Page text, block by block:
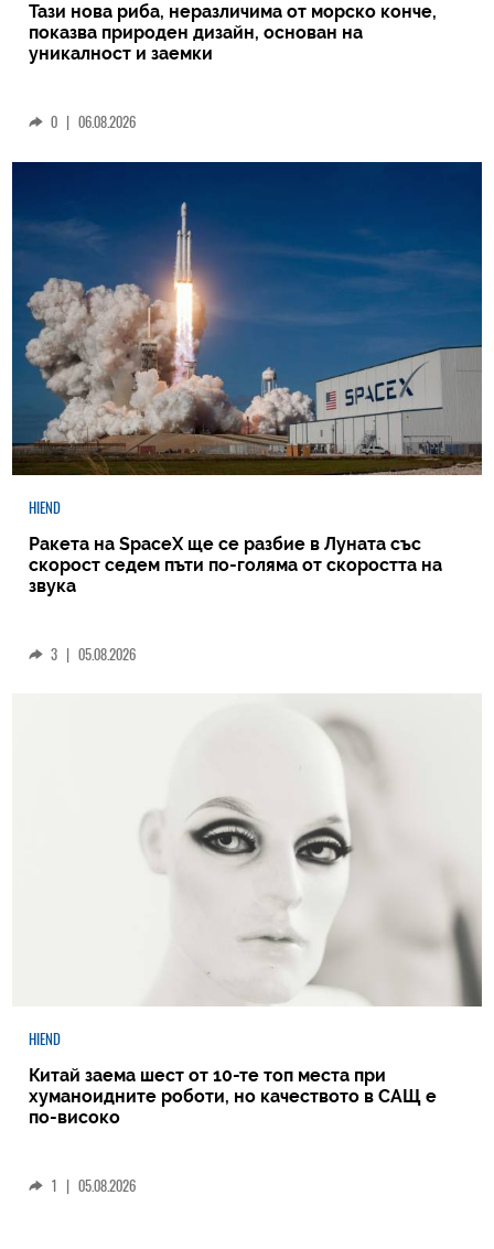
Тази нова риба, неразличима от морско конче,
показва природен дизайн, основан на
уникалност и заемки
0 | 06.08.2026
HIEND
Ракета на SpaceX ще се разбие в Луната със
скорост седем пъти по-голяма от скоростта на
звука
3 | 05.08.2026
HIEND
Китай заема шест от 10-те топ места при
хуманоидните роботи, но качеството в САЩ е
по-високо
1 | 05.08.2026